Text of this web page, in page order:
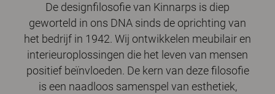
De designfilosofie van Kinnarps is diep
geworteld in ons DNA sinds de oprichting van
het bedrijf in 1942. Wij ontwikkelen meubilair en
interieuroplossingen die het leven van mensen
positief beïnvloeden. De kern van deze filosofie
is een naadloos samenspel van esthetiek,